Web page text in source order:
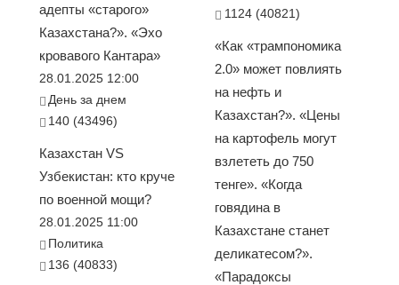
адепты «старого»
Казахстана?». «Эхо
кровавого Кантара»
28.01.2025 12:00
День за днем
140 (43496)
Казахстан VS
Узбекистан: кто круче
по военной мощи?
28.01.2025 11:00
Политика
136 (40833)
1124 (40821)
«Как «трампономика
2.0» может повлиять
на нефть и
Казахстан?». «Цены
на картофель могут
взлететь до 750
тенге». «Когда
говядина в
Казахстане станет
деликатесом?».
«Парадоксы